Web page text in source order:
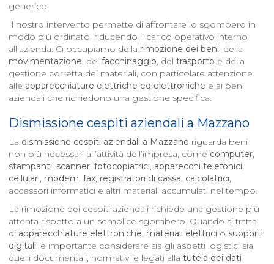
generico.
Il nostro intervento permette di affrontare lo sgombero in
modo più ordinato, riducendo il carico operativo interno
all’azienda. Ci occupiamo della rimozione dei beni, della
movimentazione, del facchinaggio, del trasporto e della
gestione corretta dei materiali, con particolare attenzione
alle apparecchiature elettriche ed elettroniche e ai beni
aziendali che richiedono una gestione specifica.
Dismissione cespiti aziendali a Mazzano
La dismissione cespiti aziendali a Mazzano riguarda beni
non più necessari all’attività dell’impresa, come computer,
stampanti, scanner, fotocopiatrici, apparecchi telefonici,
cellulari, modem, fax, registratori di cassa, calcolatrici,
accessori informatici e altri materiali accumulati nel tempo.
La rimozione dei cespiti aziendali richiede una gestione più
attenta rispetto a un semplice sgombero. Quando si tratta
di apparecchiature elettroniche, materiali elettrici o supporti
digitali, è importante considerare sia gli aspetti logistici sia
quelli documentali, normativi e legati alla tutela dei dati